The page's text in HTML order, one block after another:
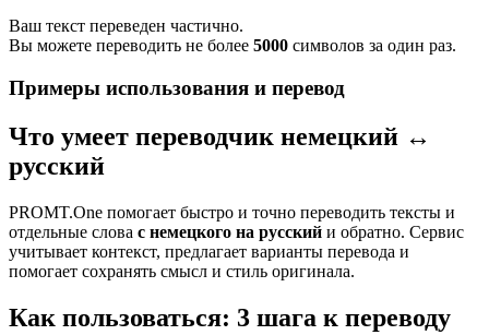
Ваш текст переведен частично.
Вы можете переводить не более 5000 символов за один раз.
Примеры использования и перевод
Что умеет переводчик немецкий ↔
русский
PROMT.One помогает быстро и точно переводить тексты и
отдельные слова с немецкого на русский и обратно. Сервис
учитывает контекст, предлагает варианты перевода и
помогает сохранять смысл и стиль оригинала.
Как пользоваться: 3 шага к переводу